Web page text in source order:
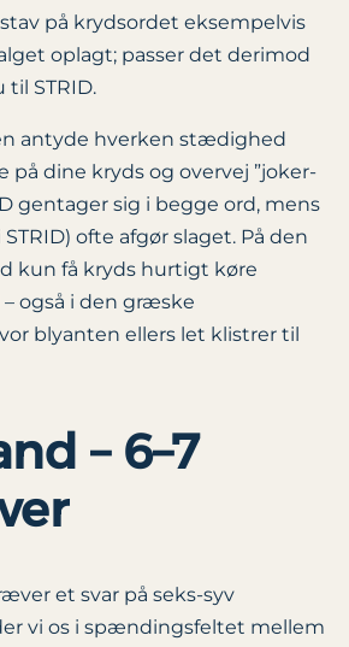
på krydsordet eksempelvis
oplagt; passer det derimod
STRID.
antyde hverken stædighed
på dine kryds og overvej ”joker‐
gentager sig i begge ord, mens
STRID) ofte afgør slaget. På den
kun få kryds hurtigt køre
– også i den græske
blyanten ellers let klistrer til
– 6–7
et svar på seks-syv
vi os i spændingsfeltet mellem